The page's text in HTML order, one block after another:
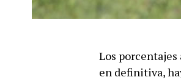
Los porcentajes
en definitiva,